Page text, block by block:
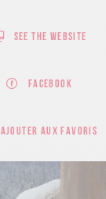
See the website
Facebook
Ajouter aux favoris